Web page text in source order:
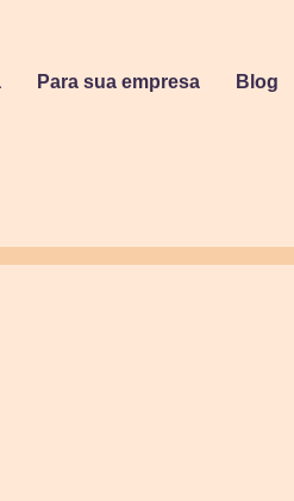
Para sua empresa Blog